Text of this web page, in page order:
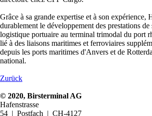
Grâce à sa grande expertise et à son expérience,
durablement le développement des prestations de
logistique portuaire au terminal trimodal du port
lié à des liaisons maritimes et ferroviaires
depuis les ports maritimes d'Anvers et de
national.
Zurück
© 2020, Birsterminal AG
Hafenstrasse
54 | Postfach | CH-4127